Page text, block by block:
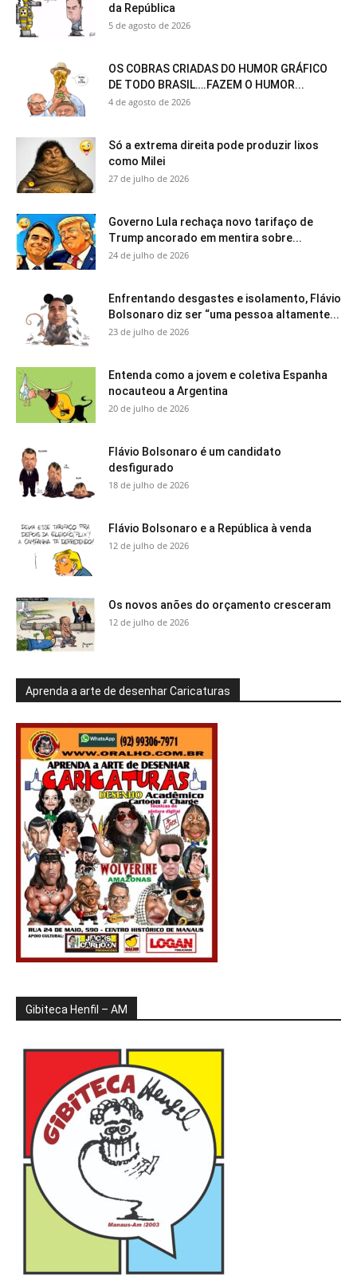
da República
5 de agosto de 2026
OS COBRAS CRIADAS DO HUMOR GRÁFICO
DE TODO BRASIL….FAZEM O HUMOR...
4 de agosto de 2026
Só a extrema direita pode produzir lixos
como Milei
27 de julho de 2026
Governo Lula rechaça novo tarifaço de
Trump ancorado em mentira sobre...
24 de julho de 2026
Enfrentando desgastes e isolamento, Flávio
Bolsonaro diz ser “uma pessoa altamente...
23 de julho de 2026
Entenda como a jovem e coletiva Espanha
nocauteou a Argentina
20 de julho de 2026
Flávio Bolsonaro é um candidato
desfigurado
18 de julho de 2026
Flávio Bolsonaro e a República à venda
12 de julho de 2026
Os novos anões do orçamento cresceram
12 de julho de 2026
Aprenda a arte de desenhar Caricaturas
Gibiteca Henfil – AM